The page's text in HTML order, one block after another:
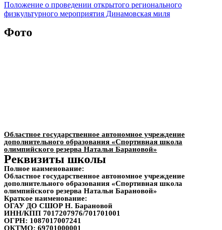
Положение о проведении открытого регионального
физкультурного мероприятия Динамовская миля
Фото
Областное государственное автономное учреждение
дополнительного образования «Спортивная школа
олимпийского резерва Натальи Барановой»
Реквизиты школы
Полное наименование:
Областное государственное автономное учреждение
дополнительного образования «Спортивная школа
олимпийского резерва Натальи Барановой»
Краткое наименование:
ОГАУ ДО СШОР Н. Барановой
ИНН/КПП 7017207976/701701001
ОГРН: 1087017007241
ОКТМО: 69701000001